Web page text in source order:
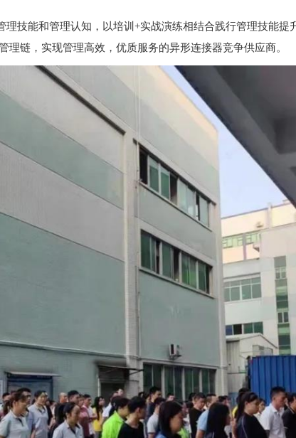
技能和管理认知，以培训+实战演练相结合践行管理技能
链，实现管理高效，优质服务的异形连接器竞争供应商。